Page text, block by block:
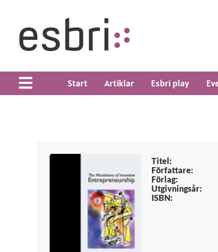
Start Artiklar Esbri play
Titel:
Författare:
Förlag:
Utgivningsår:
ISBN: